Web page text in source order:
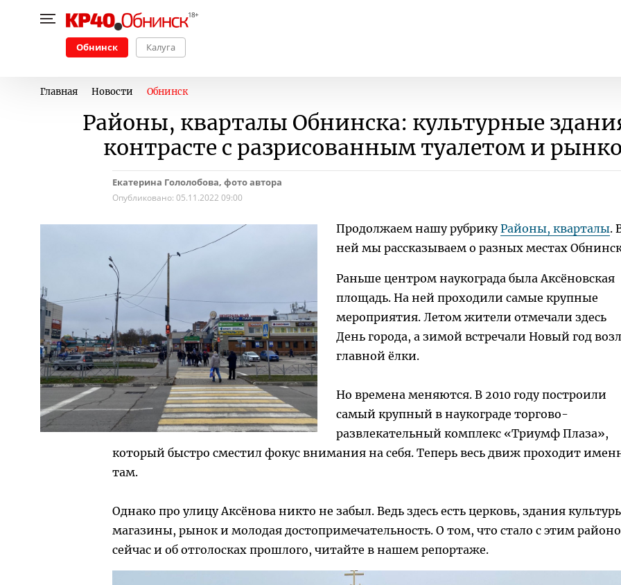
Обнинск Калуга
Главная Новости Обнинск
Районы, кварталы Обнинска: культурные
контрасте с разрисованным туалетом и
Екатерина Гололобова, фото автора
Опубликовано: 05.11.2022 09:00
Продолжаем нашу рубрикуРайоны, кварталы.
ней мы рассказываем о разных местах
Раньше центром наукограда была Аксёновская
площадь. На ней проходили самые крупные
мероприятия. Летом жители отмечали здесь
День города, а зимой встречали Новый год
главной ёлки.
Но времена меняются. В 2010 году построили
самый крупный в наукограде торгово-
развлекательный комплекс «Триумф Плаза»,
который быстро сместил фокус внимания на себя. Теперь весь движ проходит
там.
Однако про улицу Аксёнова никто не забыл. Ведь здесь есть церковь, здания
магазины, рынок и молодая достопримечательность. О том, что стало с этим
сейчас и об отголосках прошлого, читайте в нашем репортаже.